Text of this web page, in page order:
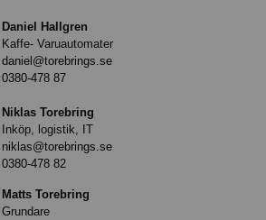
Daniel Hallgren
Kaffe- Varuautomater
daniel@torebrings.se
0380-478 87
Niklas Torebring
Inköp, logistik, IT
niklas@torebrings.se
0380-478 82
Matts Torebring
Grundare